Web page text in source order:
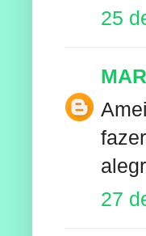
25
27